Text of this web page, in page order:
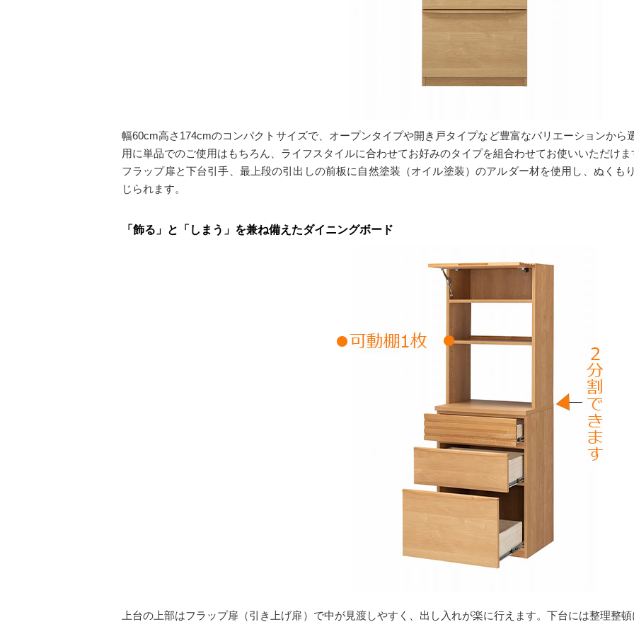
幅60cm高さ174cmのコンパクトサイズで、オープンタイプや開き戸タイプなど豊富なバリエーションから
用に単品でのご使用はもちろん、ライフスタイルに合わせてお好みのタイプを組合わせてお使いいただけま
フラップ扉と下台引手、最上段の引出しの前板に自然塗装（オイル塗装）のアルダー材を使用し、ぬくも
じられます。
「飾る」と「しまう」を兼ね備えたダイニングボード
上台の上部はフラップ扉（引き上げ扉）で中が見渡しやすく、出し入れが楽に行えます。下台には整理整